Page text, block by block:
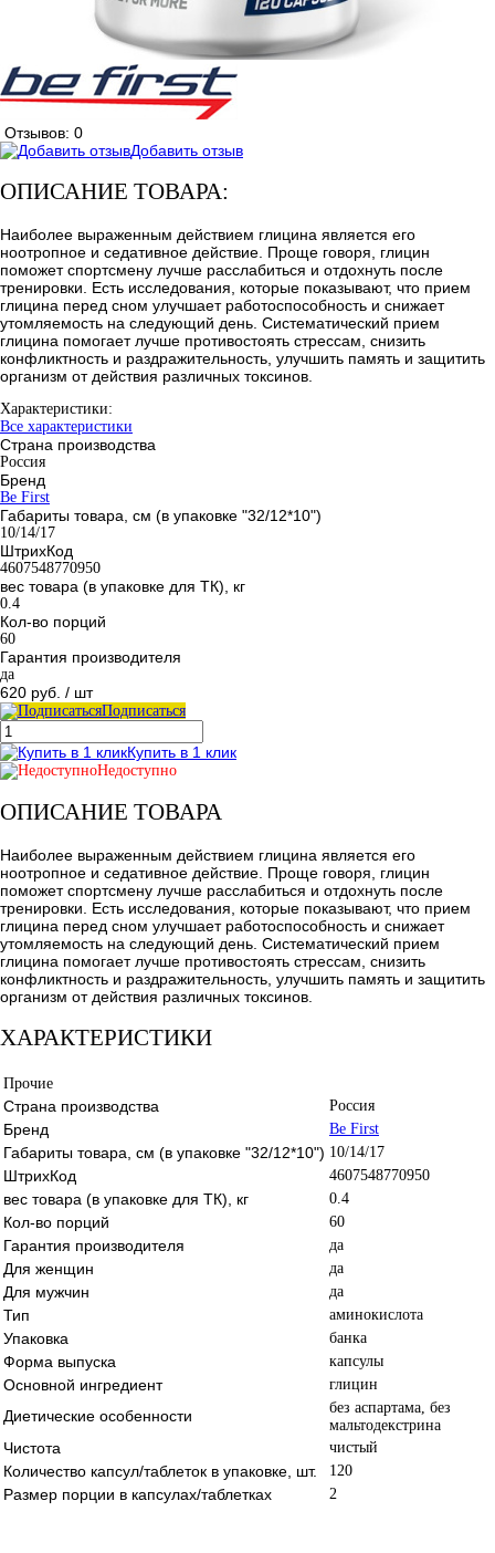
Отзывов: 0
Добавить отзыв
ОПИСАНИЕ ТОВАРА:
Наиболее выраженным действием глицина является его
ноотропное и седативное действие. Проще говоря, глицин
поможет спортсмену лучше расслабиться и отдохнуть после
тренировки. Есть исследования, которые показывают, что прием
глицина перед сном улучшает работоспособность и снижает
утомляемость на следующий день. Систематический прием
глицина помогает лучше противостоять стрессам, снизить
конфликтность и раздражительность, улучшить память и защитить
организм от действия различных токсинов.
Характеристики:
Все характеристики
Страна производства
Россия
Бренд
Be First
Габариты товара, см (в упаковке "32/12*10")
10/14/17
ШтрихКод
4607548770950
вес товара (в упаковке для ТК), кг
0.4
Кол-во порций
60
Гарантия производителя
да
620 руб. / шт
Подписаться
Купить в 1 клик
Недоступно
ОПИСАНИЕ ТОВАРА
Наиболее выраженным действием глицина является его
ноотропное и седативное действие. Проще говоря, глицин
поможет спортсмену лучше расслабиться и отдохнуть после
тренировки. Есть исследования, которые показывают, что прием
глицина перед сном улучшает работоспособность и снижает
утомляемость на следующий день. Систематический прием
глицина помогает лучше противостоять стрессам, снизить
конфликтность и раздражительность, улучшить память и защитить
организм от действия различных токсинов.
ХАРАКТЕРИСТИКИ
Прочие
Страна производства Россия
Бренд Be First
Габариты товара, см (в упаковке "32/12*10") 10/14/17
ШтрихКод 4607548770950
вес товара (в упаковке для ТК), кг 0.4
Кол-во порций 60
Гарантия производителя да
Для женщин да
Для мужчин да
Тип аминокислота
Упаковка банка
Форма выпуска капсулы
Основной ингредиент глицин
Диетические особенности
без аспартама, без
мальтодекстрина
Чистота чистый
Количество капсул/таблеток в упаковке, шт. 120
Размер порции в капсулах/таблетках 2